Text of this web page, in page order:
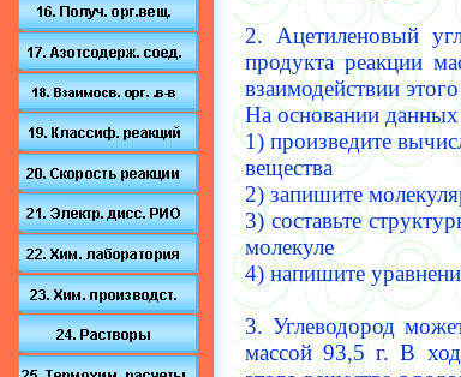
2. Ацетиленовый
продукта реакции
взаимодействии
На основании данных
1) произведите
вещества
2) запишите
3) составьте
молекуле
4) напишите
3.Углеводород
массой 93,5 г.В